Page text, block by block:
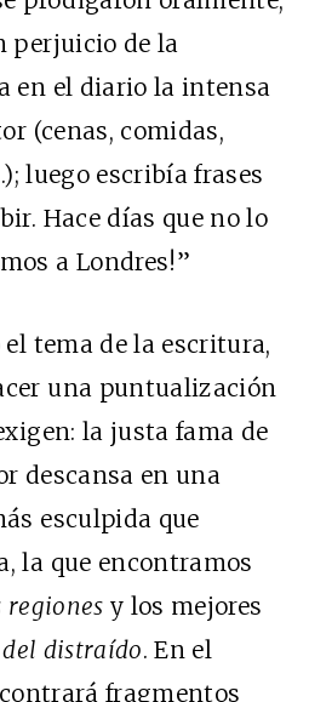
perjuicio de la
en el diario la intensa
(cenas, comidas,
luego escribía frases
Hace días que no lo
a Londres!”
tema de la escritura,
una puntualización
la justa fama de
descansa en una
esculpida que
la que encontramos
regiones y los mejores
distraído. En el
fragmentos